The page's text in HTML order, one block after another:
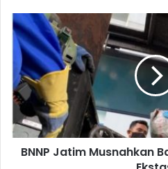
RT/RW
BNNP
Jatim
Musnahkan
Barang
Bukti
Ganja
dan
Ekstasi
BNNP Jatim Musnahkan